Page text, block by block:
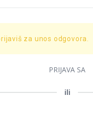
za unos odgovora.
PRIJAVA SA
ili